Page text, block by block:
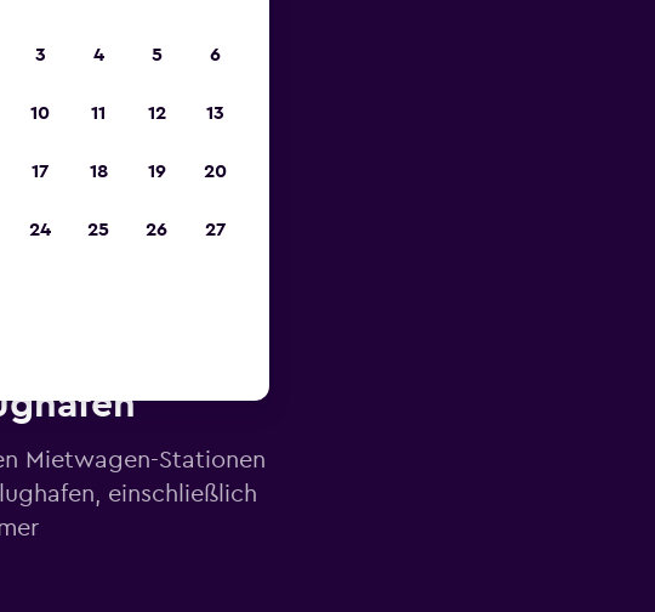
Mietwagen-Stationen
einschließlich
3 4 5 6
10 11 12 13
17 18 19 20
24 25 26 27